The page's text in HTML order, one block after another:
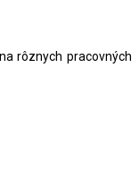
rôznych pracovných